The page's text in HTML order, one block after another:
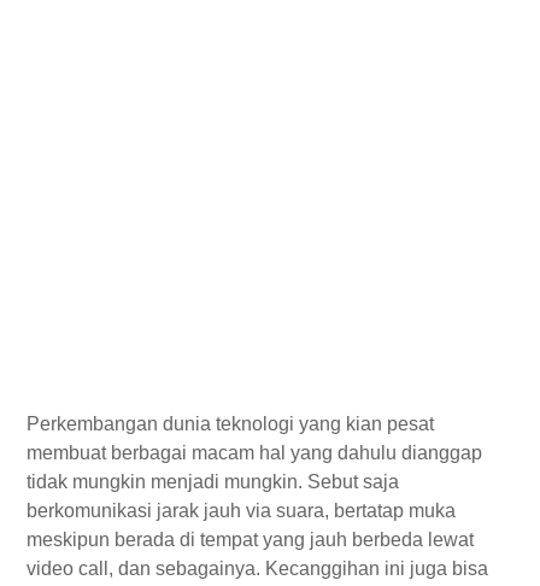
Perkembangan dunia teknologi yang kian pesat
membuat berbagai macam hal yang dahulu dianggap
tidak mungkin menjadi mungkin. Sebut saja
berkomunikasi jarak jauh via suara, bertatap muka
meskipun berada di tempat yang jauh berbeda lewat
video call, dan sebagainya. Kecanggihan ini juga bisa